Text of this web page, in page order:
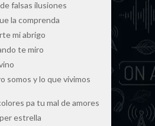
falsas ilusiones
la comprenda
mi abrigo
te miro
somos y lo que vivimos
pa tu mal de amores
estrella